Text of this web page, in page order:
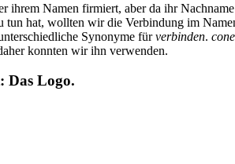
ihrem Namen firmiert, aber da ihr
tun hat, wollten wir die Verbindung im
Synonyme fürverbinden.
konnten wir ihn verwenden.
Das Logo.